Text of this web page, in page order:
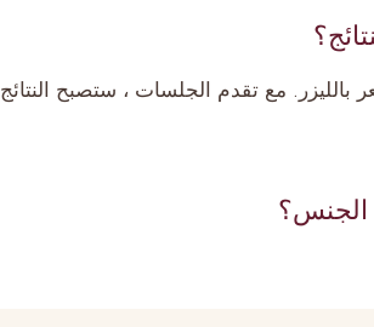
أول 3 جلسات لإزالة الشعر بالليزر. مع تقدم الجلسات ، ستصبح النتائج
الجنس؟